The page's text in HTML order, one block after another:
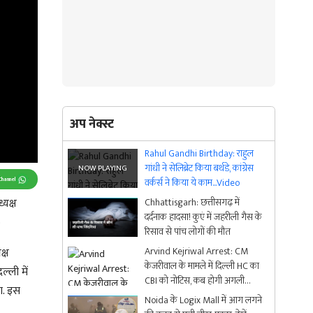
में
इस
अप नेक्स्ट
Rahul Gandhi Birthday: राहुल
गांधी ने सेलिब्रेट किया बर्थडे, कांग्रेस
वर्कर्स ने किया ये काम...Video
Chhattisgarh: छत्तीसगढ़ में
दर्दनाक हादसा! कुएं में जहरीली गैस के
रिसाव से पांच लोगों की मौत
Arvind Kejriwal Arrest: CM
केजरीवाल के मामले में दिल्ली HC का
CBI को नोटिस, कब होगी अगली
सुनवाई?
Noida के Logix Mall में आग लगने